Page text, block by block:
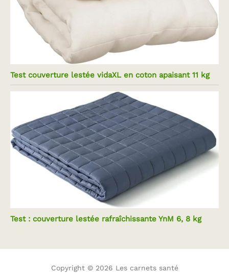
Test couverture lestée vidaXL en coton apaisant 11 kg
Test : couverture lestée rafraîchissante YnM 6, 8 kg
Copyright © 2026 Les carnets santé